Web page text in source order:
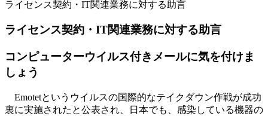
ライセンス契約・IT関連業務に対する助言
ライセンス契約・IT関連業務に対する助言
コンピューターウイルス付きメールに気を付けま
しょう
Emotetというウイルスの国際的なテイクダウン作戦が成功
裏に実施されたと公表され、日本でも、感染している機器の